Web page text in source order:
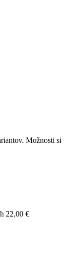
Možnosti si
22,00 €